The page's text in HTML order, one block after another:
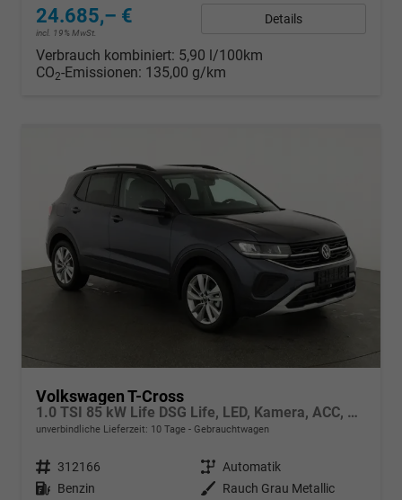
24.685,– €
incl. 19% MwSt.
Details
Verbrauch kombiniert: 5,90 l/100km
CO2-Emissionen: 135,00 g/km
Volkswagen T-Cross
1.0 TSI 85 kW Life DSG Life, LED, Kamera, ACC, Side, Winter, 17-Zoll, 3-J. Garantie
unverbindliche Lieferzeit: 10 Tage Gebrauchtwagen
Fahrzeugnr. 312166 Getriebe Automatik
Kraftstoff Benzin Außenfarbe
Rauch Grau Metallic